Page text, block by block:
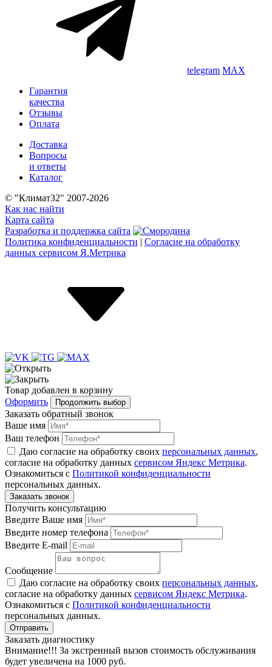
telegram MAX
Гарантия
качества
Отзывы
Оплата
Доставка
Вопросы
и ответы
Каталог
© "Климат32" 2007-2026
Как нас найти
Карта сайта
Разработка и поддержка сайта
Политика конфиденциальности | Согласие на обработку
данных сервисом Я.Метрика
Товар добавлен в корзину
Оформить
Продолжить выбор
Заказать обратный звонок
Ваше имя
Ваш телефон
Даю согласие на обработку своих персональных данных,
согласие на обработку данных сервисом Яндекс Метрика.
Ознакомиться с Политикой конфиденциальности
персональных данных.
Получить консультацию
Введите Ваше имя
Введите номер телефона
Введите E-mail
Сообщение
Даю согласие на обработку своих персональных данных,
согласие на обработку данных сервисом Яндекс Метрика.
Ознакомиться с Политикой конфиденциальности
персональных данных.
Заказать диагностику
Внимание!!! За экстренный вызов стоимость обслуживания
будет увеличена на 1000 руб.